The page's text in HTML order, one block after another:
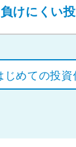
負けにくい
じめての投資